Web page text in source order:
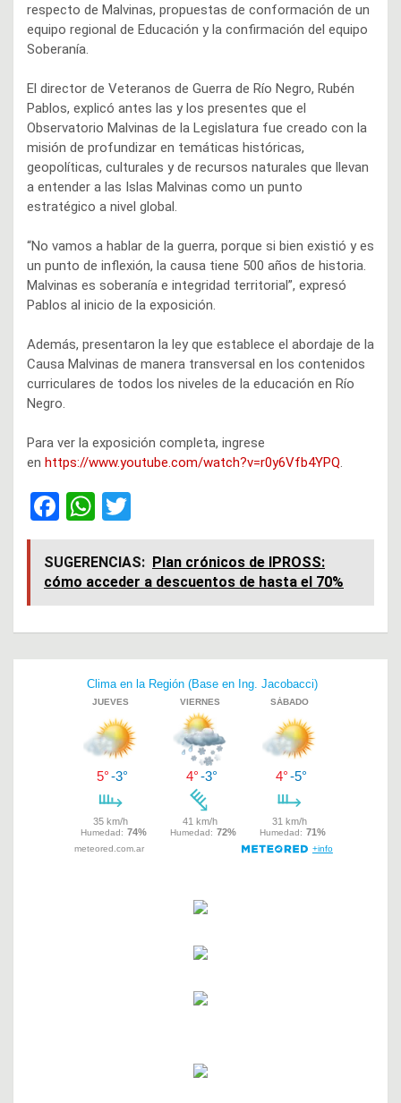
respecto de Malvinas, propuestas de conformación de un
equipo regional de Educación y la confirmación del equipo
Soberanía.
El director de Veteranos de Guerra de Río Negro, Rubén
Pablos, explicó antes las y los presentes que el
Observatorio Malvinas de la Legislatura fue creado con la
misión de profundizar en temáticas históricas,
geopolíticas, culturales y de recursos naturales que llevan
a entender a las Islas Malvinas como un punto
estratégico a nivel global.
“No vamos a hablar de la guerra, porque si bien existió y es
un punto de inflexión, la causa tiene 500 años de historia.
Malvinas es soberanía e integridad territorial”, expresó
Pablos al inicio de la exposición.
Además, presentaron la ley que establece el abordaje de la
Causa Malvinas de manera transversal en los contenidos
curriculares de todos los niveles de la educación en Río
Negro.
Para ver la exposición completa, ingrese
en https://www.youtube.com/watch?v=r0y6Vfb4YPQ.
F
a
ce
b
W
h
at
s
p
wi
tt
er
SUGERENCIAS: Plan crónicos de IPROSS:
cómo acceder a descuentos de hasta el 70%
entradas